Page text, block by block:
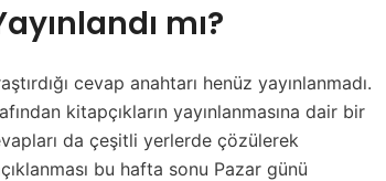
mı?
cevap anahtarı henüz yayınlanmadı.
kitapçıkların yayınlanmasına dair bir
da çeşitli yerlerde çözülerek
bu hafta sonu Pazar günü